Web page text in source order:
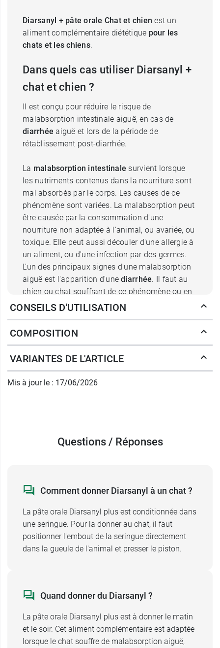
Diarsanyl + pâte orale Chat et chien est un
aliment complémentaire diététique pour les
chats et les chiens.
Dans quels cas utiliser Diarsanyl +
chat et chien ?
Il est conçu pour réduire le risque de
malabsorption intestinale aiguë, en cas de
diarrhée aiguë et lors de la période de
rétablissement post-diarrhée.
La malabsorption intestinale survient lorsque
les nutriments contenus dans la nourriture sont
mal absorbés par le corps. Les causes de ce
phénomène sont variées. La malabsorption peut
être causée par la consommation d'une
nourriture non adaptée à l'animal, ou avariée, ou
toxique. Elle peut aussi découler d'une allergie à
un aliment, ou d'une infection par des germes.
L'un des principaux signes d'une malabsorption
aiguë est l'apparition d'une diarrhée. Il faut au
chien ou chat souffrant de ce phénomène ou en
période de rétablissement, des aliments adaptés.
Que contient Diarsanyl + anti
diarrhée chat et chien ?
Diarsanyl + Chat et chien pâte orale est
justement formulé avec des actifs permettant de
réduire le risque de malabsorption. Ainsi, on
Fructo-OligoSaccharides. Il s'agit de polymères
but de rééquilibrer la flore de l'intestin, ce qui a
jouerait un rôle important dans la lutte contre les
germes pathogènes, qui peuvent être à l'origine
d'une malabsorption.
Par ailleurs, Diarsanyl + pâte orale Chat et chien
Diarsanyl Chat et chien pâte orale se présente
sous la forme d'une seringue pour
administration directement dans la gueule de
l'animal.
CONSEILS D'UTILISATION
COMPOSITION
VARIANTES DE L'ARTICLE
Mis à jour le : 17/06/2026
Questions / Réponses
Comment donner Diarsanyl à un chat ?
La pâte orale Diarsanyl plus est conditionnée dans
une seringue. Pour la donner au chat, il faut
positionner l'embout de la seringue directement
dans la gueule de l'animal et presser le piston.
Quand donner du Diarsanyl ?
La pâte orale Diarsanyl plus est à donner le matin
et le soir. Cet aliment complémentaire est adaptée
lorsque le chat souffre de malabsorption aiguë,